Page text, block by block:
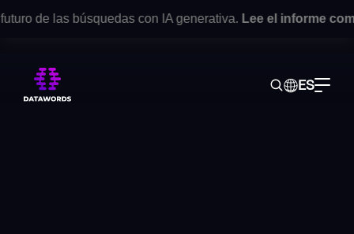
de las búsquedas con IA generativa.Lee el informe
ES